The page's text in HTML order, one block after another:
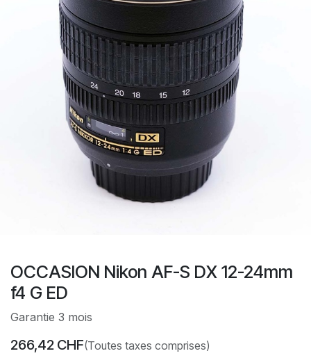
OCCASION Nikon AF-S DX 12-24mm
f4 G ED
Garantie 3 mois
266,42 CHF(Toutes taxes comprises)